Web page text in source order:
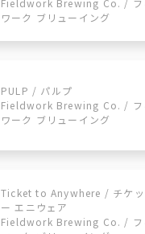
Fieldwork Brewing Co. / フ
ワーク ブリューイング
PULP / パルプ
Fieldwork Brewing Co. / フ
ワーク ブリューイング
Ticket to Anywhere / チケッ
ー エニウェア
Fieldwork Brewing Co. / フ